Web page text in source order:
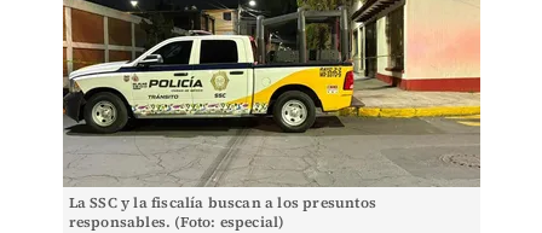
La SSC y la fiscalía buscan a los presuntos
responsables. (Foto: especial)